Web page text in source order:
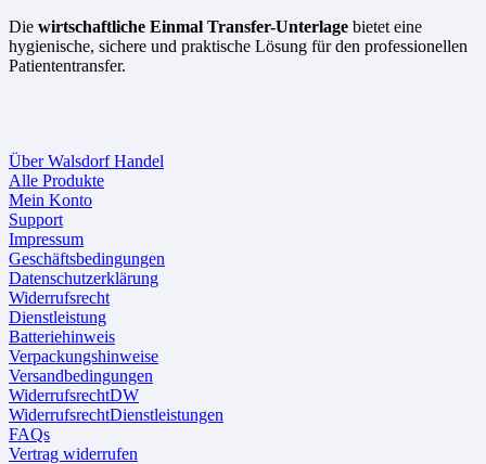
Die wirtschaftliche Einmal Transfer-Unterlage bietet eine
hygienische, sichere und praktische Lösung für den professionellen
Patiententransfer.
Über Walsdorf Handel
Alle Produkte
Mein Konto
Support
Impressum
Geschäftsbedingungen
Datenschutzerklärung
Widerrufsrecht
Dienstleistung
Batteriehinweis
Verpackungshinweise
Versandbedingungen
WiderrufsrechtDW
WiderrufsrechtDienstleistungen
FAQs
Vertrag widerrufen